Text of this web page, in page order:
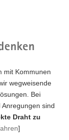
mit Kommunen
wegweisende
Bei
Anregungen sind
Draht zu
]